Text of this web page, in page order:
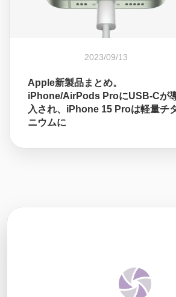
2023/09/13
Apple新製品まとめ。
iPhone/AirPods ProにUSB-Cが
入され、iPhone 15 Proは軽量チ
ニウムに